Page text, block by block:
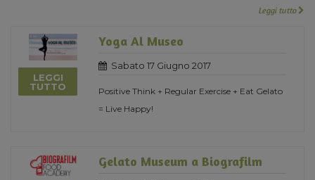
Leggi tutto
LEGGI
TUTTO
Yoga Al Museo
Sabato 17 Giugno 2017
Positive Think + Regular Exercise + Eat Gelato
= Live Happy!
Gelato Museum a Biografilm